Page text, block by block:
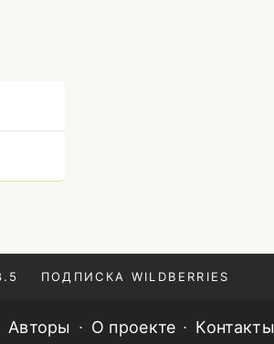
ПОДПИСКА WILDBERRIES
Авторы О проекте Контакты